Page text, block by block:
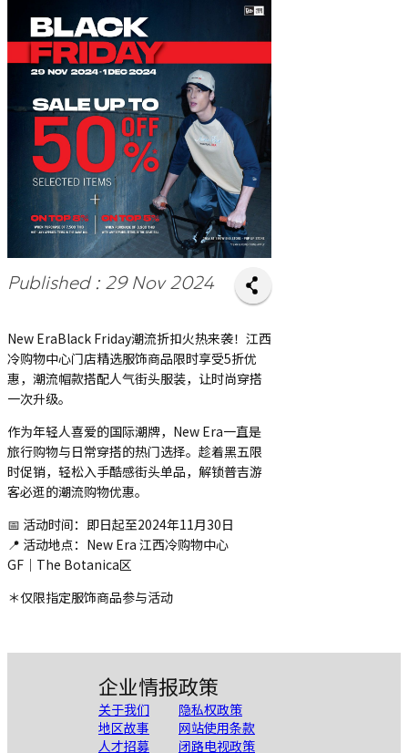
Published : 29 Nov 2024
New EraBlack Friday潮流折扣火热来袭！江西
冷购物中心门店精选服饰商品限时享受5折优
惠，潮流帽款搭配人气街头服装，让时尚穿搭
一次升级。
作为年轻人喜爱的国际潮牌，New Era一直是
旅行购物与日常穿搭的热门选择。趁着黑五限
时促销，轻松入手酷感街头单品，解锁普吉游
客必逛的潮流购物优惠。
📅 活动时间：即日起至2024年11月30日
📍 活动地点： New Era 江西冷购物中心
GF｜The Botanica区
＊仅限指定服饰商品参与活动
企业情报
关于我们
地区故事
人才招募
政策
隐私权政策
网站使用条款
闭路电视政策